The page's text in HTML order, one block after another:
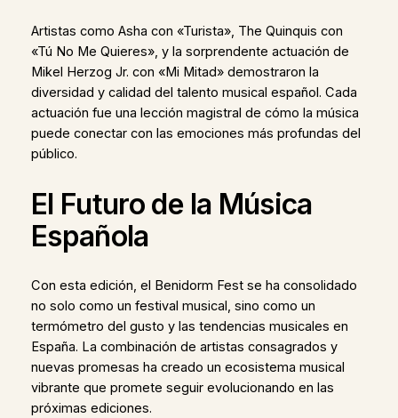
Artistas como Asha con «Turista», The Quinquis con
«Tú No Me Quieres», y la sorprendente actuación de
Mikel Herzog Jr. con «Mi Mitad» demostraron la
diversidad y calidad del talento musical español. Cada
actuación fue una lección magistral de cómo la música
puede conectar con las emociones más profundas del
público.
El Futuro de la Música
Española
Con esta edición, el Benidorm Fest se ha consolidado
no solo como un festival musical, sino como un
termómetro del gusto y las tendencias musicales en
España. La combinación de artistas consagrados y
nuevas promesas ha creado un ecosistema musical
vibrante que promete seguir evolucionando en las
próximas ediciones.